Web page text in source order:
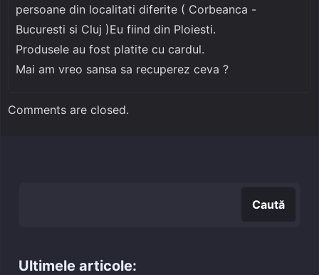
persoane din localitati diferite ( Corbeanca -
Bucuresti si Cluj )Eu fiind din Ploiesti.
Produsele au fost platite cu cardul.
Mai am vreo sansa sa recuperez ceva ?
Comments are closed.
Caută
Ultimele articole: